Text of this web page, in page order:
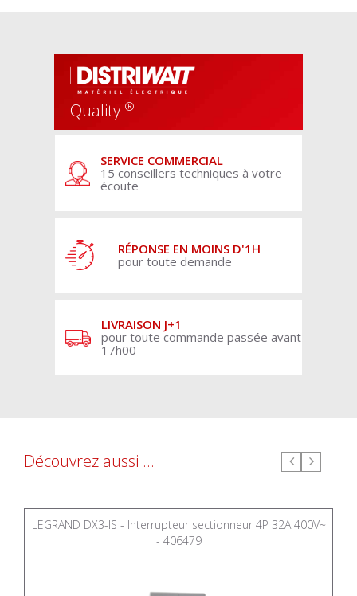
Quality ®
SERVICE COMMERCIAL
15 conseillers techniques à votre
écoute
RÉPONSE EN MOINS D'1H
pour toute demande
LIVRAISON J+1
pour toute commande passée avant
17h00
Découvrez aussi ...
LEGRAND DX3-IS - Interrupteur sectionneur 4P 32A 400V~
- 406479